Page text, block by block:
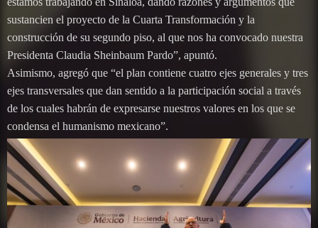
sustancien el proyecto de la Cuarta Transformación y la
construcción de su segundo piso, al que nos ha convocado nuestra
Presidenta Claudia Sheinbaum Pardo”, apuntó.
Asimismo, agregó que “el plan contiene cuatro ejes generales y tres
ejes transversales que dan sentido a la participación social a través
de los cuales habrán de expresarse nuestros valores en los que se
condensa el humanismo mexicano”.